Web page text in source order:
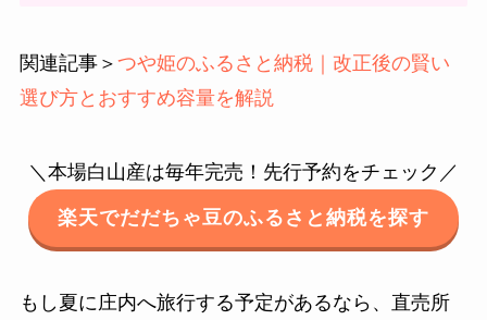
関連記事＞ つや姫のふるさと納税｜改正後の賢い
選び方とおすすめ容量を解説
＼本場白山産は毎年完売！先行予約をチェック／
楽天でだだちゃ豆のふるさと納税を探す
もし夏に庄内へ旅行する予定があるなら、直売所